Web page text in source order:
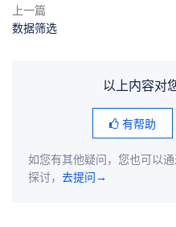
上一篇
数据筛选
以上内容对
有帮助
如您有其他疑问，您也可以
探讨， 去提问→